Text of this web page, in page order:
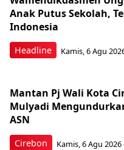
Headline
Anak Putus Sekolah,
Indonesia
Kamis, 6 Agu
Cirebon
Mantan Pj Wali Kota
Mulyadi
ASN
Kamis, 6 Agu 2026